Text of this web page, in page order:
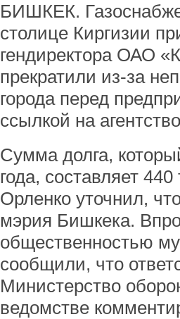
БИШКЕК.
столице Киргизии
гендиректора ОАО
прекратили из-за
города перед
ссылкой на
Сумма долга,
года, составляет
Орленко уточнил,
мэрия Бишкека.
общественностью
сообщили, что
Министерство
ведомстве